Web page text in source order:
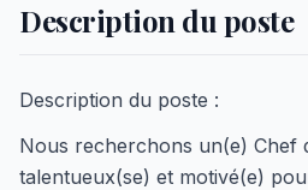
Description du poste
Description du poste :
Nous recherchons un(e) Chef
talentueux(se) et motivé(e)